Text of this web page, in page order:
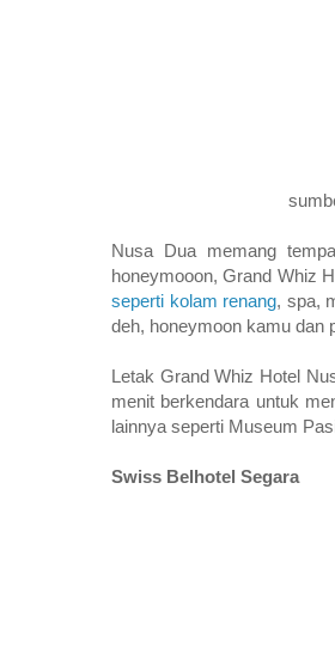
Nusa Dua memang
honeymooon, Grand Whiz
seperti kolam renang, spa,
deh, honeymoon kamu dan
Letak Grand Whiz Hotel
menit berkendara untuk
lainnya seperti Museum
Swiss Belhotel Segara